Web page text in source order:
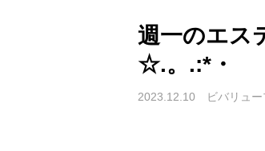
週一のエス
☆.。.:*・
2023.12.10 ビバリュ